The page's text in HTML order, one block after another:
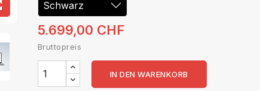
5.699,00 CHF
Bruttopreis
IN DEN WARENKORB